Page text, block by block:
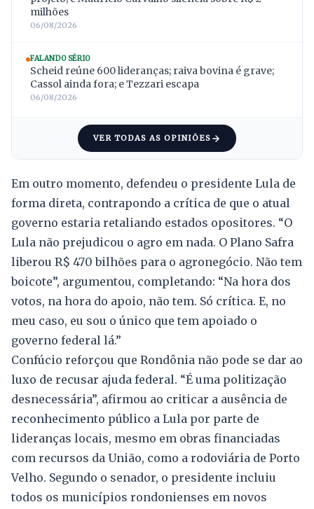
milhões
06/08/2026
FALANDO SÉRIO
Scheid reúne 600 lideranças; raiva bovina é grave;
Cassol ainda fora; e Tezzari escapa
06/08/2026
VER TODAS AS OPINIÕES
Em outro momento, defendeu o presidente Lula de
forma direta, contrapondo a crítica de que o atual
governo estaria retaliando estados opositores. “O
Lula não prejudicou o agro em nada. O Plano Safra
liberou R$ 470 bilhões para o agronegócio. Não tem
boicote”, argumentou, completando: “Na hora dos
votos, na hora do apoio, não tem. Só crítica. E, no
meu caso, eu sou o único que tem apoiado o
governo federal lá.”
Confúcio reforçou que Rondônia não pode se dar ao
luxo de recusar ajuda federal. “É uma politização
desnecessária”, afirmou ao criticar a ausência de
reconhecimento público a Lula por parte de
lideranças locais, mesmo em obras financiadas
com recursos da União, como a rodoviária de Porto
Velho. Segundo o senador, o presidente incluiu
todos os municípios rondonienses em novos